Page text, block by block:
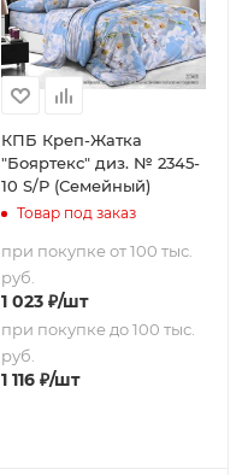
КПБ Креп-Жатка
"Бояртекс" диз. № 2345-
10 S/P (Семейный)
Товар под заказ
при покупке от 100 тыс.
руб.
1 023₽/шт
при покупке до 100 тыс.
руб.
1 116₽/шт